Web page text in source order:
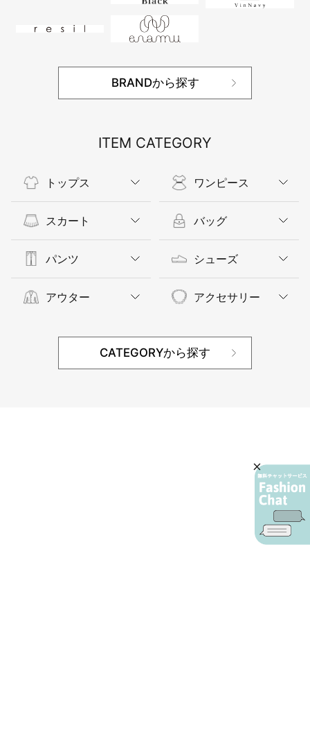
BRANDから探す
ITEM CATEGORY
トップス
スカート
パンツ
アウター
ワンピース
バッグ
シューズ
アクセサリー
CATEGORYから探す